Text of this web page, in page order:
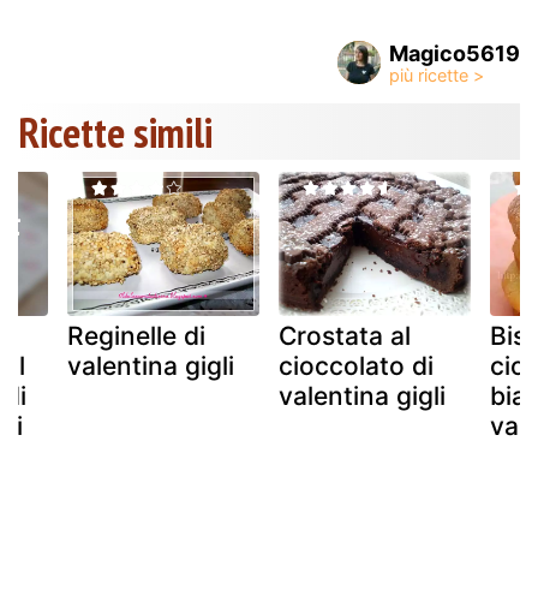
Magico5619
Ricette simili
Reginelle di
valentina gigli
Crostata al
cioccolato di
valentina gigli